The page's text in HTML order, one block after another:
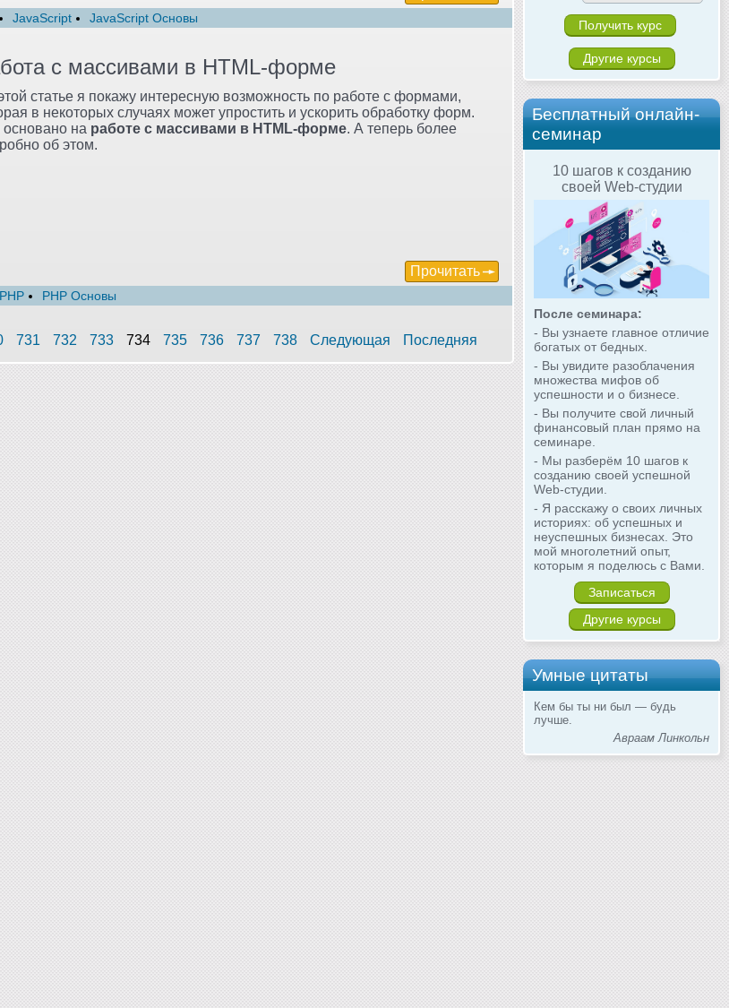
Другие курсы
Бесплатный онлайн-
семинар
10 шагов к созданию
своей Web-студии
После семинара:
- Вы узнаете главное отличие
богатых от бедных.
- Вы увидите разоблачения
множества мифов об
успешности и о бизнесе.
- Вы получите свой личный
финансовый план прямо на
семинаре.
- Мы разберём 10 шагов к
созданию своей успешной
Web-студии.
- Я расскажу о своих личных
историях: об успешных и
неуспешных бизнесах. Это
мой многолетний опыт,
которым я поделюсь с Вами.
Записаться
Другие курсы
Умные цитаты
Кем бы ты ни был — будь
лучше.
Авраам Линкольн
JavaScript JavaScript Основы
с массивами в HTML-форме
статье я покажу интересную возможность по работе с формами,
в некоторых случаях может упростить и ускорить обработку форм.
основано на работе с массивами в HTML-форме. А теперь более
об этом.
Прочитать
PHP PHP Основы
731 732 733 734 735 736 737 738 Следующая Последняя